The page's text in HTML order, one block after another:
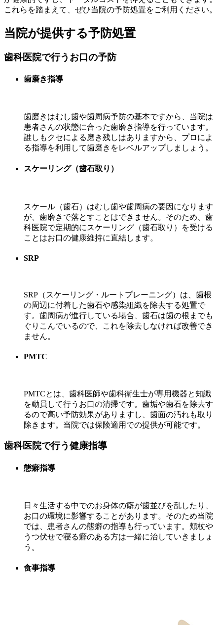
これらを踏まえて、ぜひ当院の予防処置をご利用ください。
当院が提供する予防処置
歯科医院で行うお口の予防
歯磨き指導
歯磨きはむし歯や歯周病予防の基本ですから、当院は
患者さんの状態に合った歯磨き指導を行っています。
誰しもクセによる磨き残しはありますから、プロによ
る指導を利用して歯磨きをレベルアップしましょう。
スケーリング（歯石取り）
スケール（歯石）はむし歯や歯周病の要因になります
が、歯磨きで落とすことはできません。そのため、歯
科医院で定期的にスケーリング（歯石取り）を受ける
ことはお口の健康維持に直結します。
SRP
SRP（スケーリング・ルートプレーニング）は、歯根
の周辺に付着した歯石や感染組織を除去する処置で
す。歯周病が進行している場合、歯石は歯の根までも
ぐりこんでいるので、これを除去しなければ改善でき
ません。
PMTC
PMTCとは、歯科医師や歯科衛生士が専用機器と知識
を動員して行うお口の清掃です。歯垢や歯石を除去す
るので高い予防効果がありますし、歯面の汚れも取り
除きます。当院では保険適用での提供が可能です。
歯科医院で行う健康指導
態癖指導
日々生活する中でのお身体の癖が歯並びを乱したり、
お口の環境に影響することがあります。そのため当院
では、患者さんの態癖の指導も行っています。頬杖や
うつ伏せで寝る癖のある方は一緒に治していきましょ
う。
食事指導